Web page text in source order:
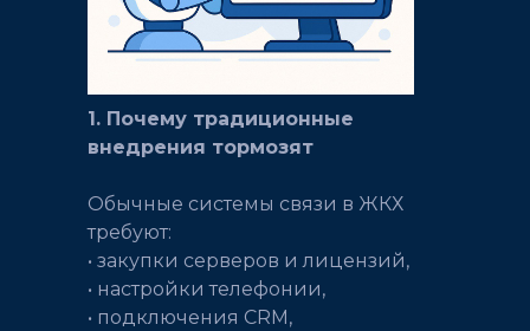
1. Почему традиционные
внедрения тормозят
Обычные системы связи в ЖКХ
требуют:
• закупки серверов и лицензий,
• настройки телефонии,
• подключения CRM,